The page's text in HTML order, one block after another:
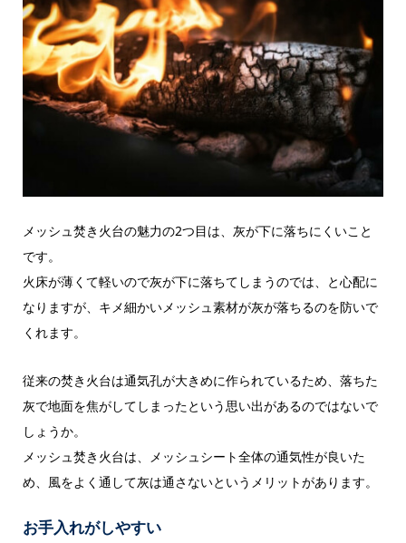
メッシュ焚き火台の魅力の2つ目は、灰が下に落ちにくいこと
です。
火床が薄くて軽いので灰が下に落ちてしまうのでは、と心配に
なりますが、キメ細かいメッシュ素材が灰が落ちるのを防いで
くれます。
従来の焚き火台は通気孔が大きめに作られているため、落ちた
灰で地面を焦がしてしまったという思い出があるのではないで
しょうか。
メッシュ焚き火台は、メッシュシート全体の通気性が良いた
め、風をよく通して灰は通さないというメリットがあります。
お手入れがしやすい